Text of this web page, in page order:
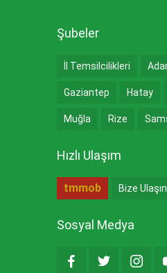
Şubeler
İl Temsilcilikleri
Gaziantep Hatay
Muğla Rize
Hızlı Ulaşım
tmmob Bize Ulaşın
Sosyal Medya